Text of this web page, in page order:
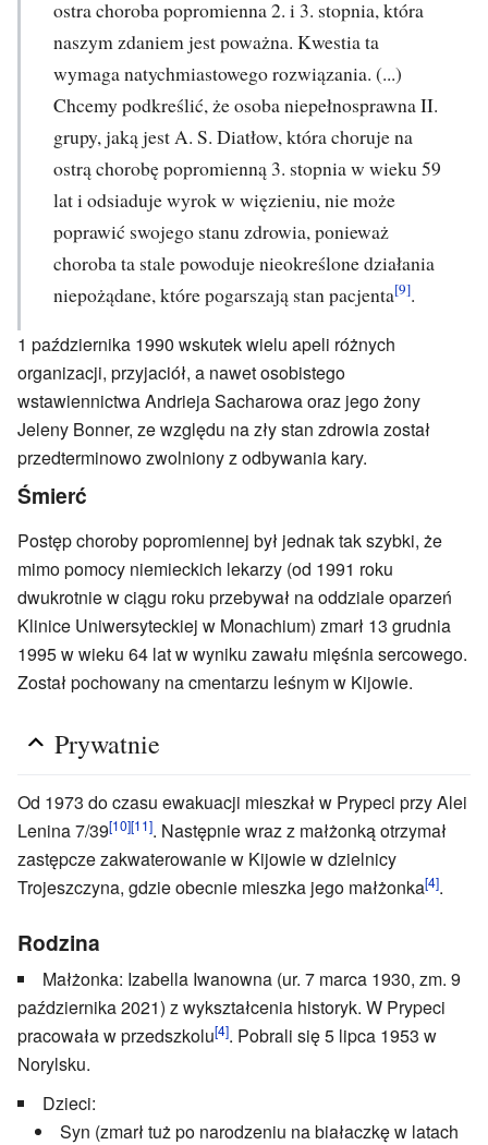
ostra choroba popromienna 2. i 3. stopnia, która
naszym zdaniem jest poważna. Kwestia ta
wymaga natychmiastowego rozwiązania. (...)
Chcemy podkreślić, że osoba niepełnosprawna II.
grupy, jaką jest A. S. Diatłow, która choruje na
ostrą chorobę popromienną 3. stopnia w wieku 59
lat i odsiaduje wyrok w więzieniu, nie może
poprawić swojego stanu zdrowia, ponieważ
choroba ta stale powoduje nieokreślone działania
niepożądane, które pogarszają stan pacjenta[9].
1 października 1990 wskutek wielu apeli różnych
organizacji, przyjaciół, a nawet osobistego
wstawiennictwa Andrieja Sacharowa oraz jego żony
Jeleny Bonner, ze względu na zły stan zdrowia został
przedterminowo zwolniony z odbywania kary.
Śmierć
Postęp choroby popromiennej był jednak tak szybki, że
mimo pomocy niemieckich lekarzy (od 1991 roku
dwukrotnie w ciągu roku przebywał na oddziale oparzeń
Klinice Uniwersyteckiej w Monachium) zmarł 13 grudnia
1995 w wieku 64 lat w wyniku zawału mięśnia sercowego.
Został pochowany na cmentarzu leśnym w Kijowie.
Prywatnie
Od 1973 do czasu ewakuacji mieszkał w Prypeci przy Alei
Lenina 7/39[10][11]. Następnie wraz z małżonką otrzymał
zastępcze zakwaterowanie w Kijowie w dzielnicy
Trojeszczyna, gdzie obecnie mieszka jego małżonka[4].
Rodzina
Małżonka: Izabella Iwanowna (ur. 7 marca 1930, zm. 9
października 2021) z wykształcenia historyk. W Prypeci
pracowała w przedszkolu[4]. Pobrali się 5 lipca 1953 w
Norylsku.
Dzieci:
Syn (zmarł tuż po narodzeniu na białaczkę w latach